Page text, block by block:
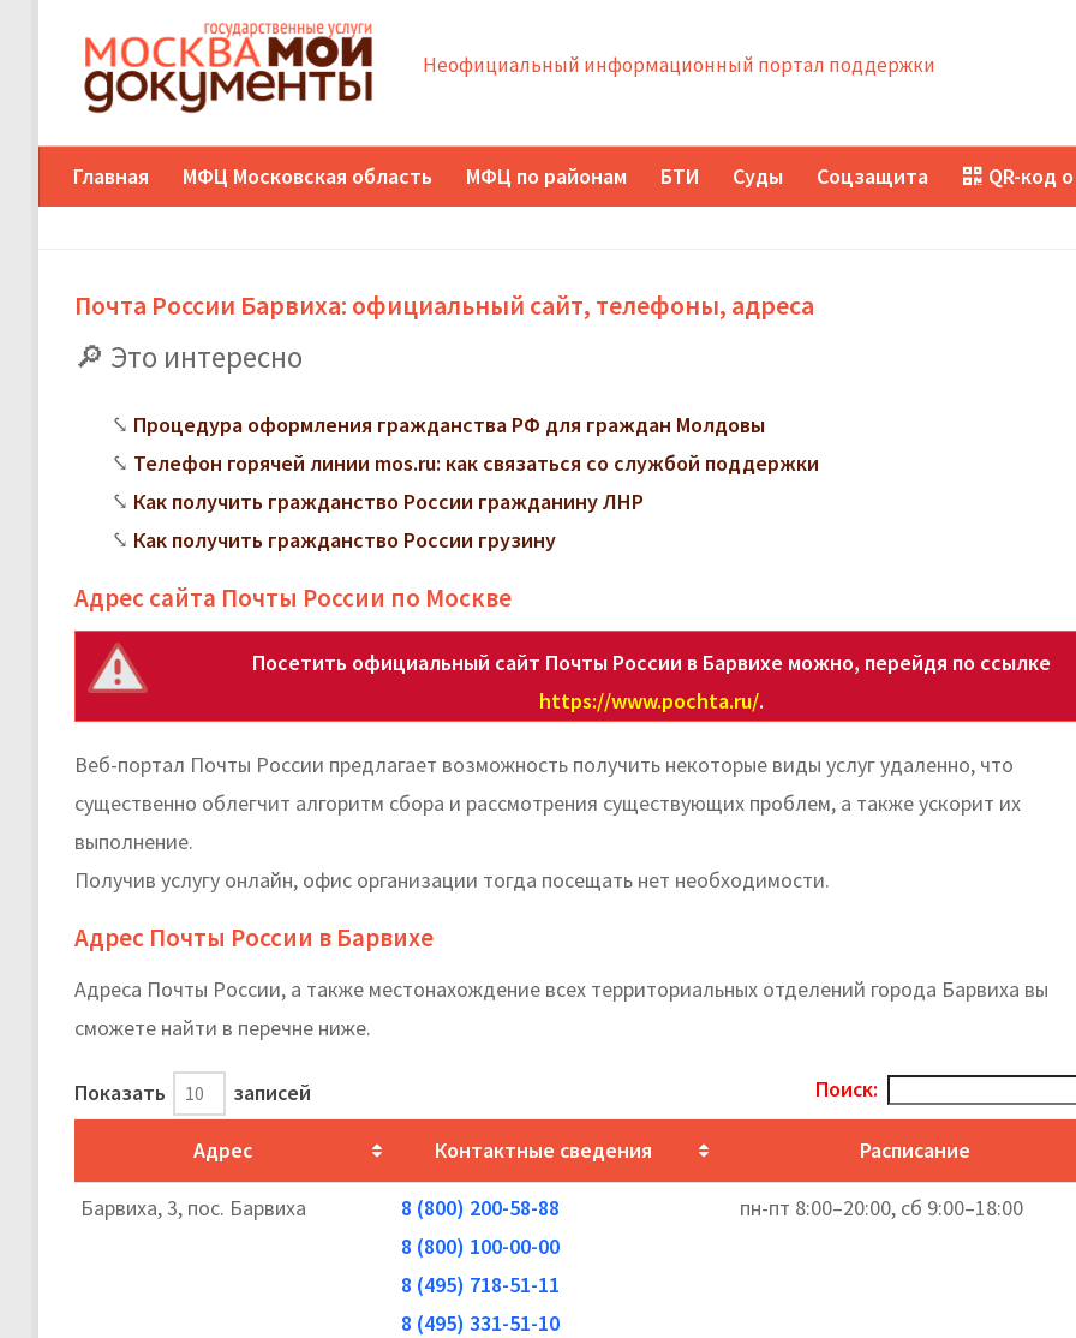
Неофициальный информационный портал поддержки
Главная МФЦ Московская область МФЦ по районам БТИ Суды Соцзащита QR-код
Почта России Барвиха: официальный сайт, телефоны, адреса
Это интересно
Процедура оформления гражданства РФ для граждан Молдовы
Телефон горячей линии mos.ru: как связаться со службой поддержки
Как получить гражданство России гражданину ЛНР
Как получить гражданство России грузину
Адрес сайта Почты России по Москве
Посетить официальный сайт Почты России в Барвихе можно, перейдя по ссылке
https://www.pochta.ru/.
Веб-портал Почты России предлагает возможность получить некоторые виды услуг удаленно, что
существенно облегчит алгоритм сбора и рассмотрения существующих проблем, а также ускорит их
выполнение.
Получив услугу онлайн, офис организации тогда посещать нет необходимости.
Адрес Почты России в Барвихе
Адреса Почты России, а также местонахождение всех территориальных отделений города Барвиха вы
cможете найти в перечне ниже.
Показать записей Поиск:
Адрес Контактные сведения Расписание
Барвиха, 3, пос. Барвиха
8 (800) 200-58-88
8 (800) 100-00-00
8 (495) 718-51-11
8 (495) 331-51-10
пн-пт 8:00–20:00, сб 9:00–18:00